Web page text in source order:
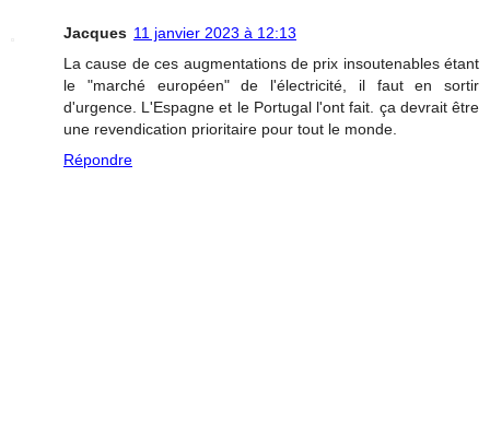
Jacques 11 janvier 2023 à 12:13
La cause de ces augmentations de prix insoutenables étant
le "marché européen" de l'électricité, il faut en sortir
d'urgence. L'Espagne et le Portugal l'ont fait. ça devrait être
une revendication prioritaire pour tout le monde.
Répondre